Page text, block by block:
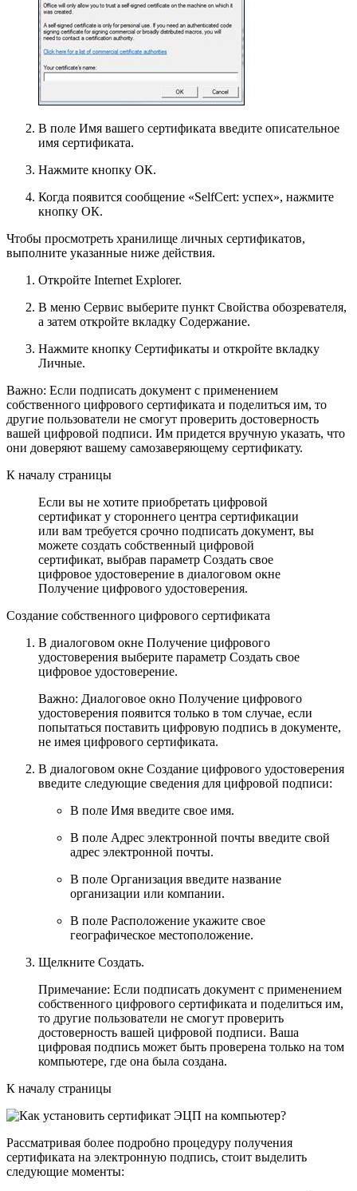
В поле Имя вашего сертификата введите описательное
имя сертификата.
Нажмите кнопку ОК.
Когда появится сообщение «SelfCert: успех», нажмите
кнопку ОК.
Чтобы просмотреть хранилище личных сертификатов,
выполните указанные ниже действия.
Откройте Internet Explorer.
В меню Сервис выберите пункт Свойства обозревателя,
а затем откройте вкладку Содержание.
Нажмите кнопку Сертификаты и откройте вкладку
Личные.
Важно: Если подписать документ с применением
собственного цифрового сертификата и поделиться им, то
другие пользователи не смогут проверить достоверность
вашей цифровой подписи. Им придется вручную указать, что
они доверяют вашему самозаверяющему сертификату.
К началу страницы
Если вы не хотите приобретать цифровой
сертификат у стороннего центра сертификации
или вам требуется срочно подписать документ, вы
можете создать собственный цифровой
сертификат, выбрав параметр Создать свое
цифровое удостоверение в диалоговом окне
Получение цифрового удостоверения.
Создание собственного цифрового сертификата
В диалоговом окне Получение цифрового
удостоверения выберите параметр Создать свое
цифровое удостоверение.
Важно: Диалоговое окно Получение цифрового
удостоверения появится только в том случае, если
попытаться поставить цифровую подпись в документе,
не имея цифрового сертификата.
В диалоговом окне Создание цифрового удостоверения
введите следующие сведения для цифровой подписи:
В поле Имя введите свое имя.
В поле Адрес электронной почты введите свой
адрес электронной почты.
В поле Организация введите название
организации или компании.
В поле Расположение укажите свое
географическое местоположение.
Щелкните Создать.
Примечание: Если подписать документ с применением
собственного цифрового сертификата и поделиться им,
то другие пользователи не смогут проверить
достоверность вашей цифровой подписи. Ваша
цифровая подпись может быть проверена только на том
компьютере, где она была создана.
К началу страницы
Рассматривая более подробно процедуру получения
сертификата на электронную подпись, стоит выделить
следующие моменты: